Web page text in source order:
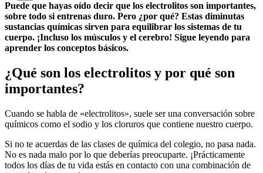
Puede que hayas oído decir que los electrolitos son importantes,
sobre todo si entrenas duro. Pero ¿por qué? Estas diminutas
sustancias químicas sirven para equilibrar los sistemas de tu
cuerpo. ¡Incluso los músculos y el cerebro! Sigue leyendo para
aprender los conceptos básicos.
¿Qué son los electrolitos y por qué son
importantes?
Cuando se habla de «electrolitos», suele ser una conversación sobre
químicos como el sodio y los cloruros que contiene nuestro cuerpo.
Si no te acuerdas de las clases de química del colegio, no pasa nada.
No es nada malo por lo que deberías preocuparte. ¡Prácticamente
todos los días de tu vida estás en contacto con una combinación de